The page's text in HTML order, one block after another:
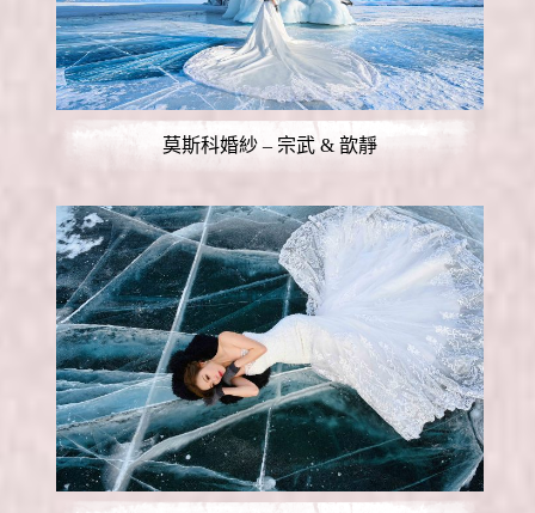
莫斯科婚紗 – 宗武 & 歆靜